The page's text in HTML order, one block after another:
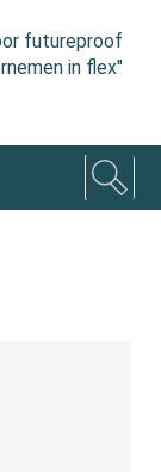
futureproof
in flex"